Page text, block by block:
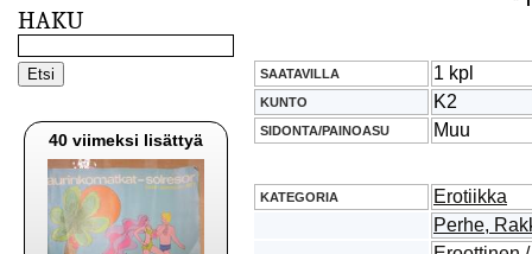
HAKU
40 viimeksi lisättyä
SAATAVILLA 1 kpl
KUNTO K2
SIDONTA/PAINOASU Muu
KATEGORIA
Erotiikka
Perhe,